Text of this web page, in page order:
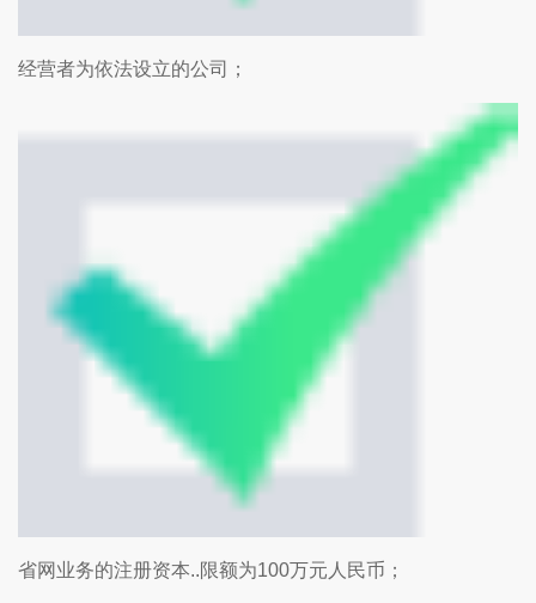
经营者为依法设立的公司；
省网业务的注册资本..限额为100万元人民币；